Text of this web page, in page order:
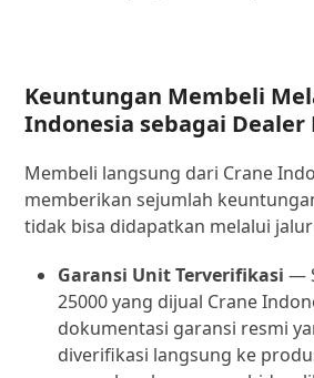
Keuntungan Membeli
Indonesia sebagai Dealer
Membeli langsung dari Crane
memberikan sejumlah
tidak bisa didapatkan melalui
Garansi Unit Terverifikasi —
25000 yang dijual Crane
dokumentasi garansi resmi
diverifikasi langsung ke